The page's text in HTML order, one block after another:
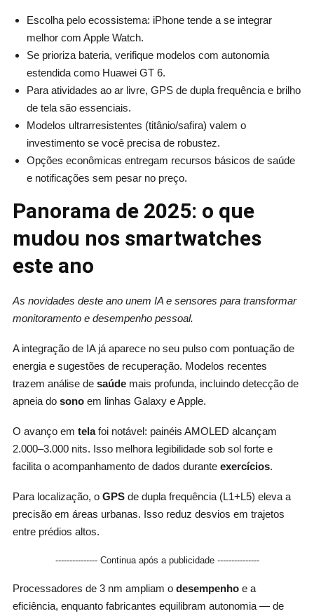
Escolha pelo ecossistema: iPhone tende a se integrar
melhor com Apple Watch.
Se prioriza bateria, verifique modelos com autonomia
estendida como Huawei GT 6.
Para atividades ao ar livre, GPS de dupla frequência e brilho
de tela são essenciais.
Modelos ultrarresistentes (titânio/safira) valem o
investimento se você precisa de robustez.
Opções econômicas entregam recursos básicos de saúde
e notificações sem pesar no preço.
Panorama de 2025: o que
mudou nos smartwatches
este ano
As novidades deste ano unem IA e sensores para transformar
monitoramento e desempenho pessoal.
A integração de IA já aparece no seu pulso com pontuação de
energia e sugestões de recuperação. Modelos recentes
trazem análise de saúdemais profunda, incluindo detecção de
apneia do sonoem linhas Galaxy e Apple.
O avanço em telafoi notável: painéis AMOLED alcançam
2.000–3.000 nits. Isso melhora legibilidade sob sol forte e
facilita o acompanhamento de dados durante exercícios.
Para localização, o GPSde dupla frequência (L1+L5) eleva a
precisão em áreas urbanas. Isso reduz desvios em trajetos
entre prédios altos.
--------------- Continua após a publicidade ---------------
Processadores de 3 nm ampliam o desempenhoe a
eficiência, enquanto fabricantes equilibram autonomia — de